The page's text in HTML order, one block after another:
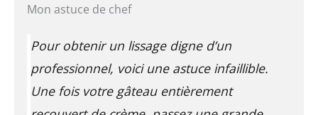
Mon astuce de chef
Pour obtenir un lissage digne d’un
professionnel, voici une astuce infaillible.
Une fois votre gâteau entièrement